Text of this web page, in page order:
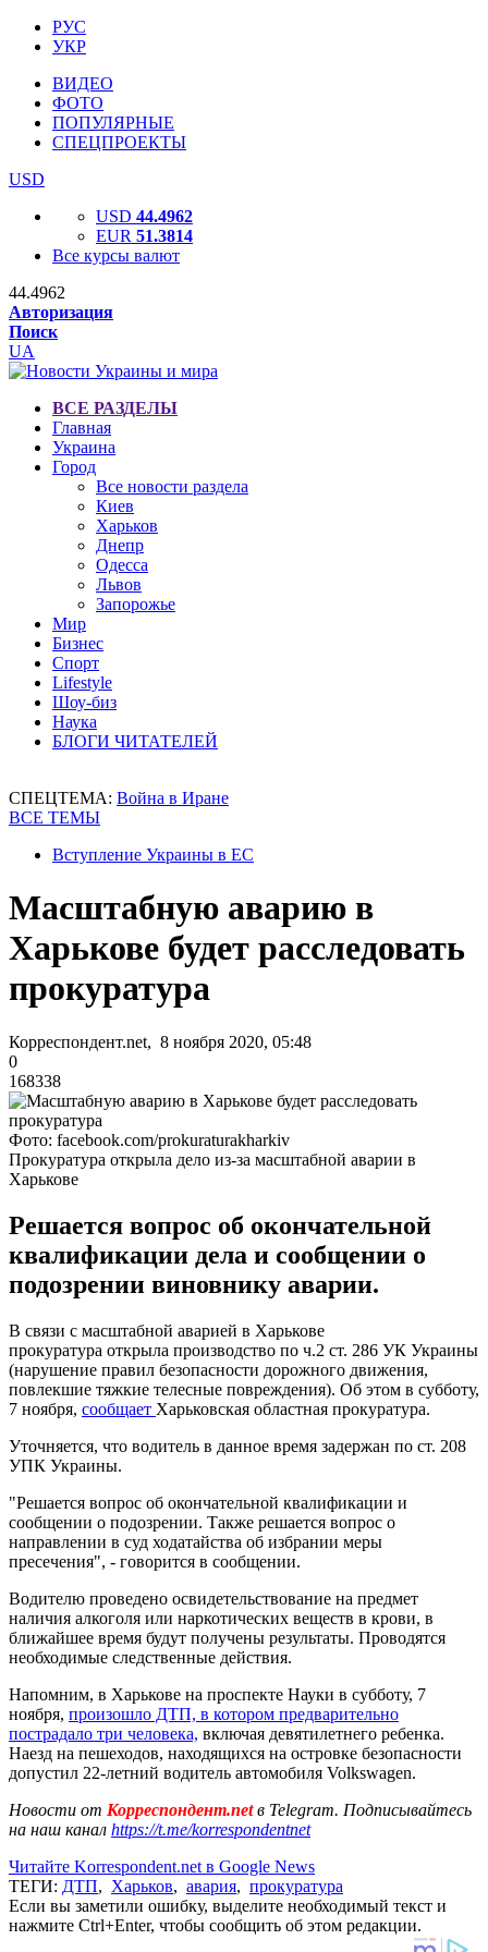
РУС
УКР
ВИДЕО
ФОТО
ПОПУЛЯРНЫЕ
СПЕЦПРОЕКТЫ
USD
USD 44.4962
EUR 51.3814
Все курсы валют
44.4962
Авторизация
Поиск
UA
ВСЕ РАЗДЕЛЫ
Главная
Украина
Город
Все новости раздела
Киев
Харьков
Днепр
Одесса
Львов
Запорожье
Мир
Бизнес
Спорт
Lifestyle
Шоу-биз
Наука
БЛОГИ ЧИТАТЕЛЕЙ
СПЕЦТЕМА: Война в Иране
ВСЕ ТЕМЫ
Вступление Украины в ЕС
Масштабную аварию в
Харькове будет расследовать
прокуратура
Корреспондент.net, 8 ноября 2020, 05:48
0
168338
Фото: facebook.com/prokuraturakharkiv
Прокуратура открыла дело из-за масштабной аварии в
Харькове
Решается вопрос об окончательной
квалификации дела и сообщении о
подозрении виновнику аварии.
В связи с масштабной аварией в Харькове
прокуратура открыла производство по ч.2 ст. 286 УК Украины
(нарушение правил безопасности дорожного движения,
повлекшие тяжкие телесные повреждения). Об этом в субботу,
7 ноября, сообщает Харьковская областная прокуратура.
Уточняется, что водитель в данное время задержан по ст. 208
УПК Украины.
"Решается вопрос об окончательной квалификации и
сообщении о подозрении. Также решается вопрос о
направлении в суд ходатайства об избрании меры
пресечения", - говорится в сообщении.
Водителю проведено освидетельствование на предмет
наличия алкоголя или наркотических веществ в крови, в
ближайшее время будут получены результаты. Проводятся
необходимые следственные действия.
Напомним, в Харькове на проспекте Науки в субботу, 7
ноября, произошло ДТП, в котором предварительно
пострадало три человека, включая девятилетнего ребенка.
Наезд на пешеходов, находящихся на островке безопасности
допустил 22-летний водитель автомобиля Volkswagen.
Новости от Корреспондент.netв Telegram. Подписывайтесь
на наш канал https://t.me/korrespondentnet
Читайте Korrespondent.net в Google News
ТЕГИ: ДТП, Харьков, авария, прокуратура
Если вы заметили ошибку, выделите необходимый текст и
нажмите Ctrl+Enter, чтобы сообщить об этом редакции.